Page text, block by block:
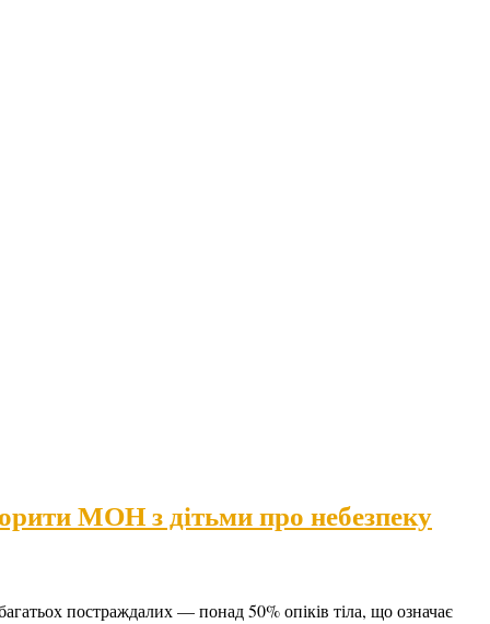
МОН з дітьми про небезпеку
постраждалих — понад 50% опіків тіла, що означає